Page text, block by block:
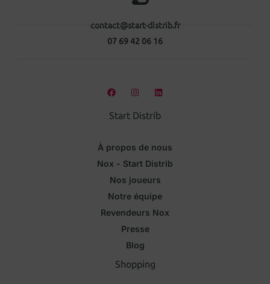
contact@start-distrib.fr
07 69 42 06 16
Start Distrib
À propos de nous
Nox - Start Distrib
Nos joueurs
Notre équipe
Revendeurs Nox
Presse
Blog
Shopping